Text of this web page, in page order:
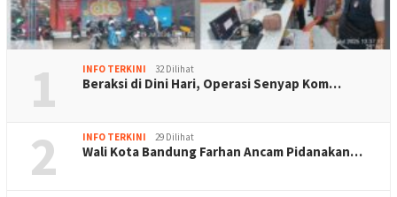
1 INFO TERKINI 32 Dilihat
Beraksi di Dini Hari, Operasi Senyap Kom…
2 INFO TERKINI 29 Dilihat
Wali Kota Bandung Farhan Ancam Pidanakan…